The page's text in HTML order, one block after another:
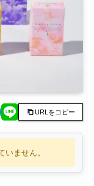
URLをコピー
ません。